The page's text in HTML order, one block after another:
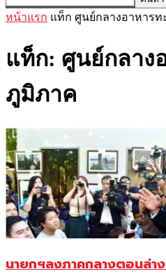
หน้าแรก แท็ก ศูนย์กลางอาหารท
แท็ก: ศูนย์กลาง
ภูมิภาค
นายกฯลงภาคกลางตอนล่า